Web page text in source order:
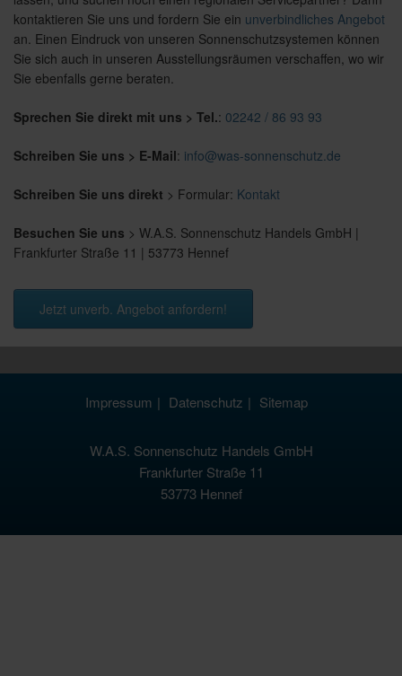
kontaktieren Sie uns und fordern Sie ein unverbindliches Angebot
an. Einen Eindruck von unseren Sonnenschutzsystemen können
Sie sich auch in unseren Ausstellungsräumen verschaffen, wo wir
Sie ebenfalls gerne beraten.
Sprechen Sie direkt mit uns > Tel.: 02242 / 86 93 93
Schreiben Sie uns > E-Mail: info@was-sonnenschutz.de
Schreiben Sie uns direkt > Formular: Kontakt
Besuchen Sie uns > W.A.S. Sonnenschutz Handels GmbH |
Frankfurter Straße 11 | 53773 Hennef
Jetzt unverb. Angebot anfordern!
Impressum Datenschutz Sitemap
W.A.S. Sonnenschutz Handels GmbH
Frankfurter Straße 11
53773 Hennef